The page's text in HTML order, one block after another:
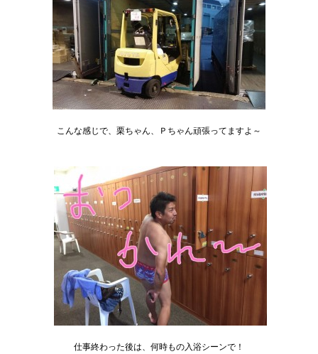
こんな感じで、栗ちゃん、Ｐちゃん頑張ってますよ～
仕事終わった後は、何時もの入浴シーンで！